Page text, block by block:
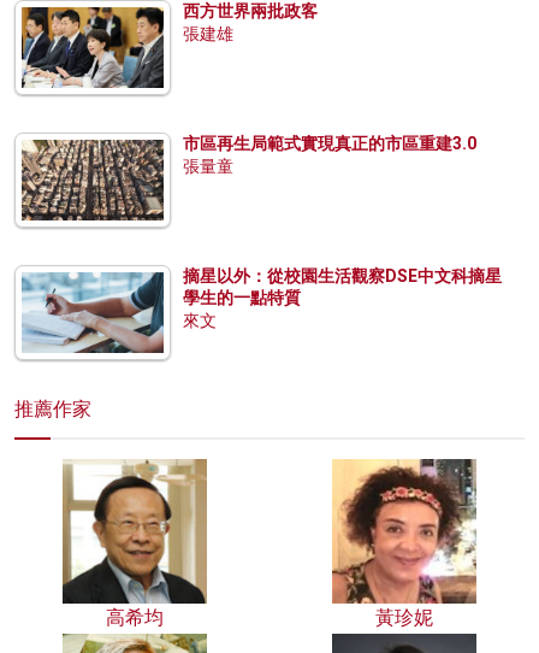
西方世界兩批政客
張建雄
市區再生局範式實現真正的市區重建3.0
張量童
摘星以外：從校園生活觀察DSE中文科摘星
學生的一點特質
來文
推薦作家
高希均 黃珍妮